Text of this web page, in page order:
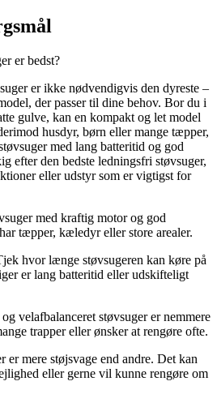
er bedst?
er ikke nødvendigvis den dyreste –
der passer til dine behov. Bor du i
gulve, kan en kompakt og let model
husdyr, børn eller mange tæpper,
med lang batteritid og god
efter den bedste ledningsfri støvsuger,
eller udstyr som er vigtigst for
med kraftig motor og god
tæpper, kæledyr eller store arealer.
hvor længe støvsugeren kan køre på
er lang batteritid eller udskifteligt
velafbalanceret støvsuger er nemmere
trapper eller ønsker at rengøre ofte.
er mere støjsvage end andre. Det kan
eller gerne vil kunne rengøre om